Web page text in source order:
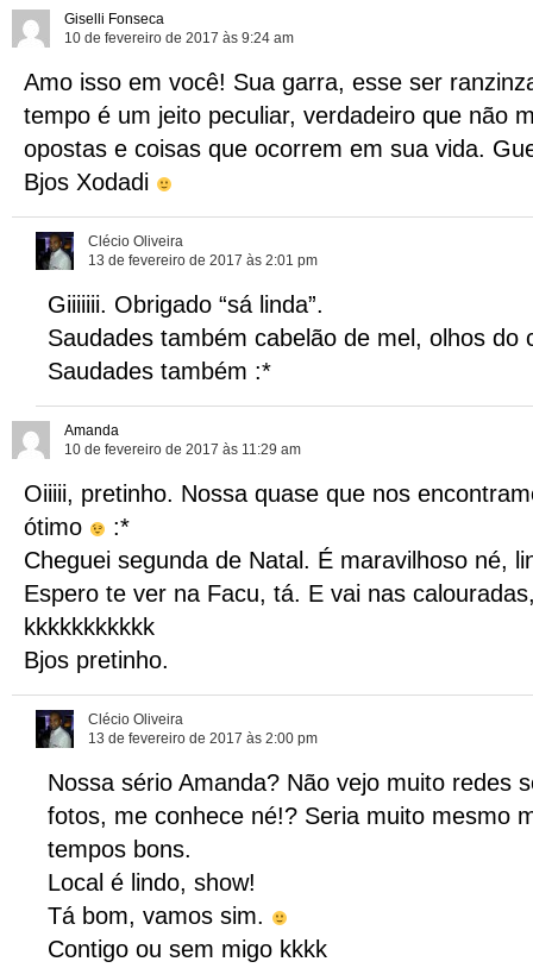
Giselli Fonseca
10 de fevereiro de 2017 às 9:24 am
Amo isso em você! Sua garra, esse ser
tempo é um jeito peculiar, verdadeiro que não
opostas e coisas que ocorrem em sua vida.
Bjos Xodadi
Clécio Oliveira
13 de fevereiro de 2017 às 2:01 pm
Giiiiiii. Obrigado “sá linda”.
Saudades também cabelão de mel, olhos do
Saudades também :*
Amanda
10 de fevereiro de 2017 às 11:29 am
Oiiiii, pretinho. Nossa quase que nos
ótimo
:*
Cheguei segunda de Natal. É maravilhoso né,
Espero te ver na Facu, tá. E vai nas
kkkkkkkkkkk
Bjos pretinho.
Clécio Oliveira
13 de fevereiro de 2017 às 2:00 pm
Nossa sério Amanda? Não vejo muito redes
fotos, me conhece né!? Seria muito mesmo
tempos bons.
Local é lindo, show!
Tá bom, vamos sim.
Contigo ou sem migo kkkk